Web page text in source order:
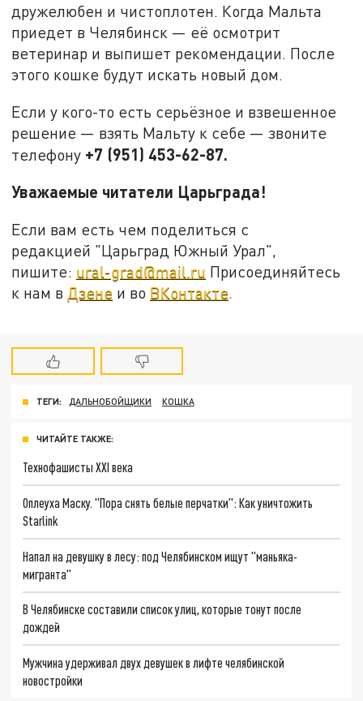
дружелюбен и чистоплотен. Когда Мальта
приедет в Челябинск — её осмотрит
ветеринар и выпишет рекомендации. После
этого кошке будут искать новый дом.
Если у кого-то есть серьёзное и взвешенное
решение — взять Мальту к себе — звоните
телефону +7 (951) 453-62-87.
Уважаемые читатели Царьграда!
Если вам есть чем поделиться с
редакцией "Царьград Южный Урал",
пишите: ural-grad@mail.ru Присоединяйтесь
к нам в Дзене и во ВКонтакте.
ТЕГИ: ДАЛЬНОБОЙЩИКИ КОШКА
ЧИТАЙТЕ ТАКЖЕ:
Технофашисты XXI века
Оплеуха Маску. "Пора снять белые перчатки": Как уничтожить
Starlink
Напал на девушку в лесу: под Челябинском ищут "маньяка-
мигранта"
В Челябинске составили список улиц, которые тонут после
дождей
Мужчина удерживал двух девушек в лифте челябинской
новостройки